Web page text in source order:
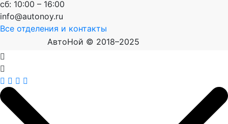
сб: 10:00 – 16:00
info@autonoy.ru
Все отделения и контакты
АвтоНой © 2018–2025